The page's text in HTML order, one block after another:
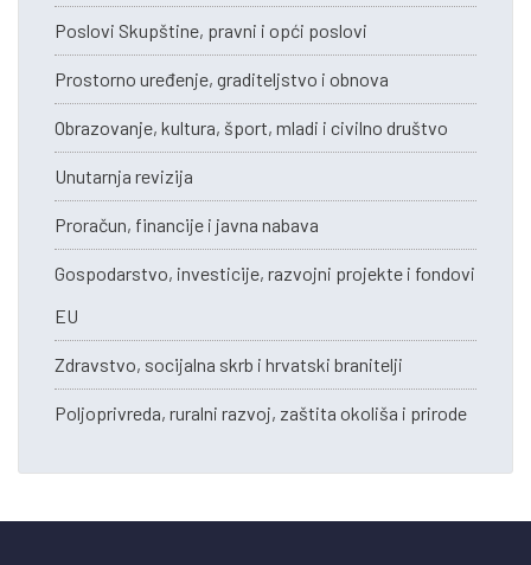
Poslovi Skupštine, pravni i opći poslovi
Prostorno uređenje, graditeljstvo i obnova
Obrazovanje, kultura, šport, mladi i civilno društvo
Unutarnja revizija
Proračun, financije i javna nabava
Gospodarstvo, investicije, razvojni projekte i fondovi
EU
Zdravstvo, socijalna skrb i hrvatski branitelji
Poljoprivreda, ruralni razvoj, zaštita okoliša i prirode